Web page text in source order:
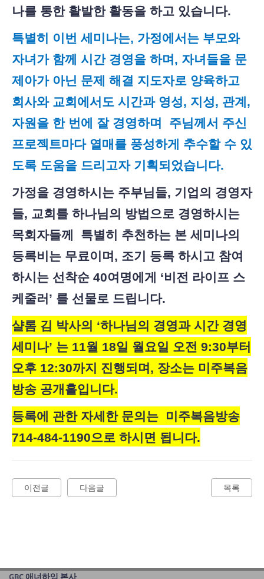
나를 통한 활발한 활동을 하고 있습니다.
특별히 이번 세미나는, 가정에서는 부모와
자녀가 함께 시간 경영을 하며, 자녀들을 문
제아가 아닌 문제 해결 지도자로 양육하고
회사와 교회에서도 시간과 영성, 지성, 관계,
자원을 한 번에 잘 경영하며 주님께서 주신
프로젝트마다 열매를 풍성하게 추수할 수 있
도록 도움을 드리고자 기획되었습니다.
가정을 경영하시는 주부님들, 기업의 경영자
들, 교회를 하나님의 방법으로 경영하시는
목회자들께 특별히 추천하는 본 세미나의
등록비는 무료이며, 조기 등록 하시고 참여
하시는 선착순 40여명에게 ‘비전 라이프 스
케줄러’ 를 선물로 드립니다.
샬롬 김 박사의 ‘하나님의 경영과 시간 경영
세미나’ 는 11월 18일 월요일 오전 9:30부터
오후 12:30까지 진행되며, 장소는 미주복음
방송 공개홀입니다.
등록에 관한 자세한 문의는 미주복음방송
714-484-1190으로 하시면 됩니다.
다음글
이전글 목록
GBC 애너하임 본사